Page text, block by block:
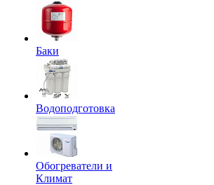
Баки
Водоподготовка
Обогреватели и
Климат